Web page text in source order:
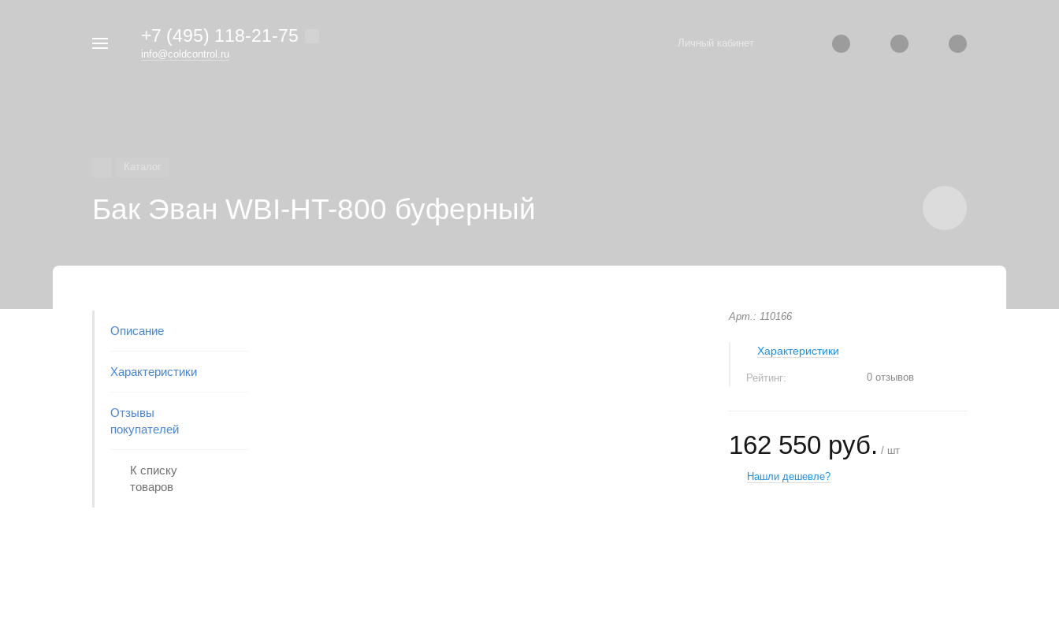
+7 (495) 118-21-75
info@coldcontrol.ru
Личный кабинет
Бак Эван WBI-HT-800 буферный
Описание
Характеристики
Отзывы
покупателей
К списку
товаров
Арт.: 110166
Характеристики
Рейтинг: 0 отзывов
162 550 руб. / шт
Нашли дешевле?